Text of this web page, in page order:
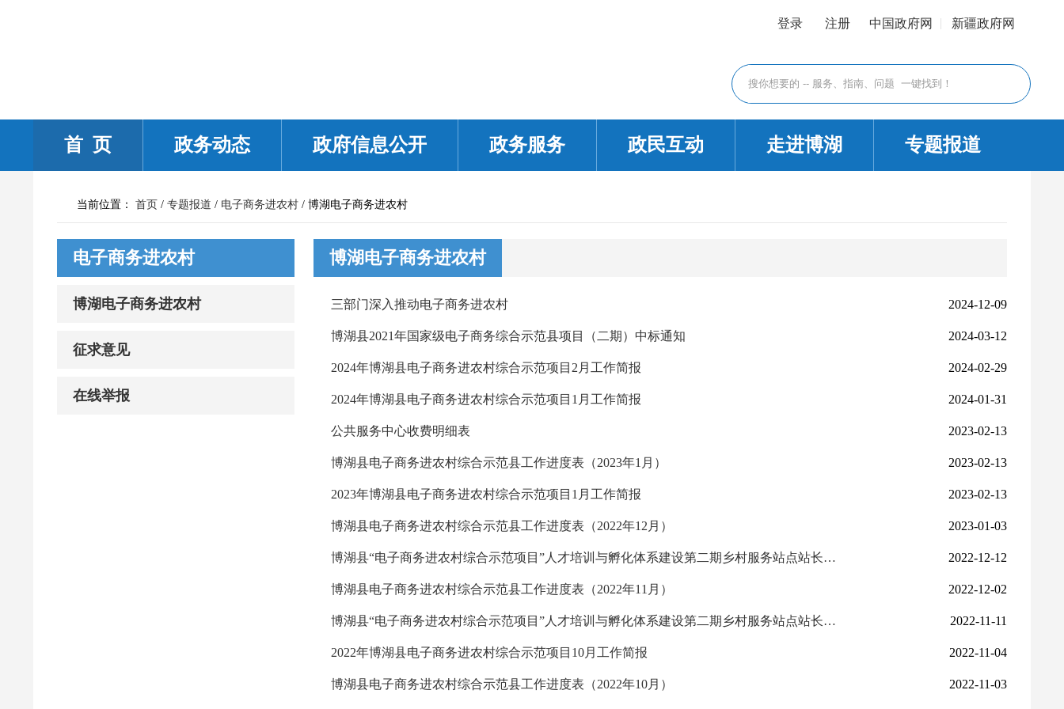
登录 注册 中国政府网 新疆政府网
首 页 政务动态 政府信息公开 政务服务 政民互动 走进博湖 专题报道
当前位置： 首页 / 专题报道 / 电子商务进农村 / 博湖电子商务进农村
电子商务进农村
博湖电子商务进农村
征求意见
在线举报
博湖电子商务进农村
2024-12-09
三部门深入推动电子商务进农村
2024-03-12
博湖县2021年国家级电子商务综合示范县项目（二期）中标通知
2024-02-29
2024年博湖县电子商务进农村综合示范项目2月工作简报
2024-01-31
2024年博湖县电子商务进农村综合示范项目1月工作简报
2023-02-13
公共服务中心收费明细表
2023-02-13
博湖县电子商务进农村综合示范县工作进度表（2023年1月）
2023-02-13
2023年博湖县电子商务进农村综合示范项目1月工作简报
2023-01-03
博湖县电子商务进农村综合示范县工作进度表（2022年12月）
2022-12-12
博湖县“电子商务进农村综合示范项目”人才培训与孵化体系建设第二期乡村服务站点站长技能线上培训
2022-12-02
博湖县电子商务进农村综合示范县工作进度表（2022年11月）
2022-11-11
博湖县“电子商务进农村综合示范项目”人才培训与孵化体系建设第二期乡村服务站点站长技能线上培训
2022-11-04
2022年博湖县电子商务进农村综合示范项目10月工作简报
2022-11-03
博湖县电子商务进农村综合示范县工作进度表（2022年10月）